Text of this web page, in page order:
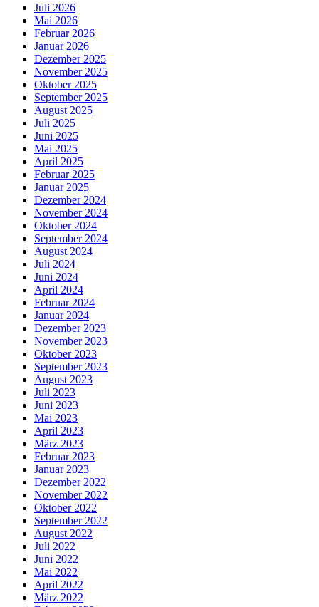
Juli 2026
Mai 2026
Februar 2026
Januar 2026
Dezember 2025
November 2025
Oktober 2025
September 2025
August 2025
Juli 2025
Juni 2025
Mai 2025
April 2025
Februar 2025
Januar 2025
Dezember 2024
November 2024
Oktober 2024
September 2024
August 2024
Juli 2024
Juni 2024
April 2024
Februar 2024
Januar 2024
Dezember 2023
November 2023
Oktober 2023
September 2023
August 2023
Juli 2023
Juni 2023
Mai 2023
April 2023
März 2023
Februar 2023
Januar 2023
Dezember 2022
November 2022
Oktober 2022
September 2022
August 2022
Juli 2022
Juni 2022
Mai 2022
April 2022
März 2022